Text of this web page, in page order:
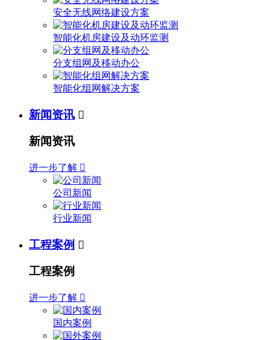
安全无线网络建设方案
智能化机房建设及动环监测
分支组网及移动办公
智能化组网解决方案
新闻资讯 
新闻资讯
进一步了解 
公司新闻
行业新闻
工程案例 
工程案例
进一步了解 
国内案例